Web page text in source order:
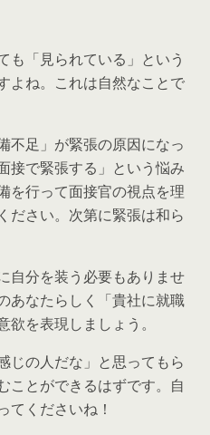
も「見られている」という
よね。これは自然なことで
不足」が緊張の原因になっ
接で緊張する」という悩み
を行って面接官の視点を理
ださい。次第に緊張は和ら
自分を装う必要もありませ
あなたらしく「貴社に就職
を表現しましょう。
じの人だな」と思ってもら
ことができるはずです。自
てくださいね！